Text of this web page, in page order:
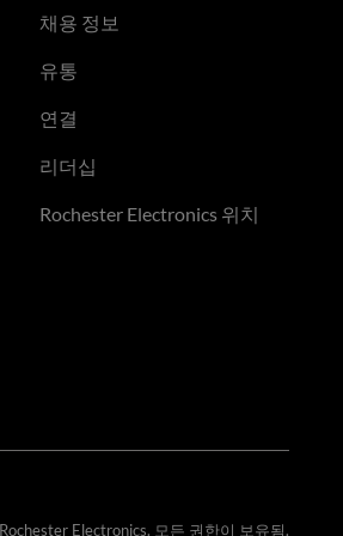
채용 정보
유통
연결
리더십
Rochester Electronics 위치
Electronics. 모든 권한이 보유됨.